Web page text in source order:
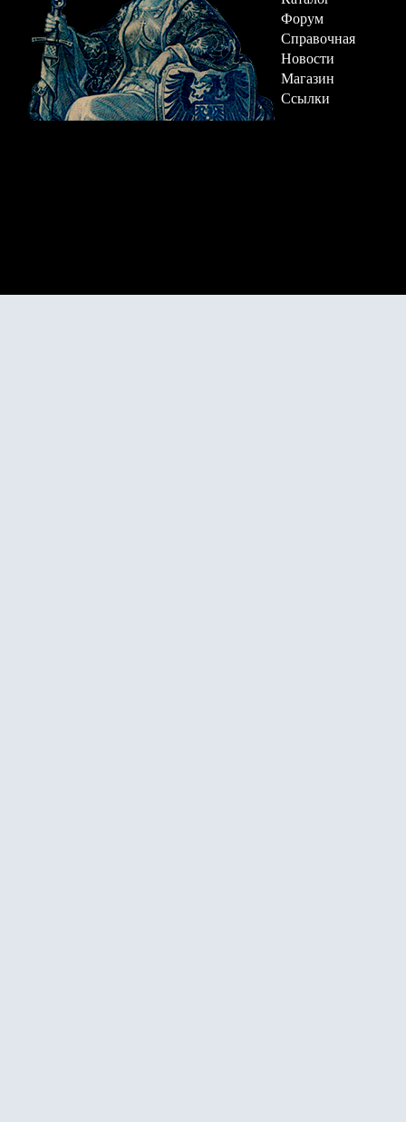
Форум
Справочная
Новости
Магазин
Ссылки